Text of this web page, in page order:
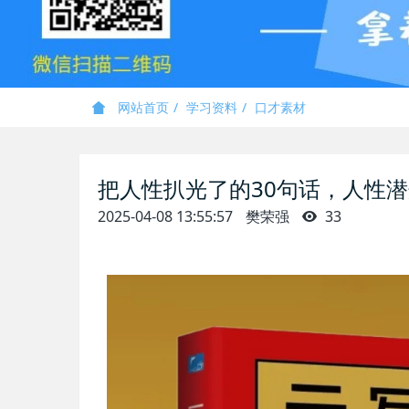
网站首页 学习资料 口才素材
把人性扒光了的30句话，人性
2025-04-08 13:55:57 樊荣强 33